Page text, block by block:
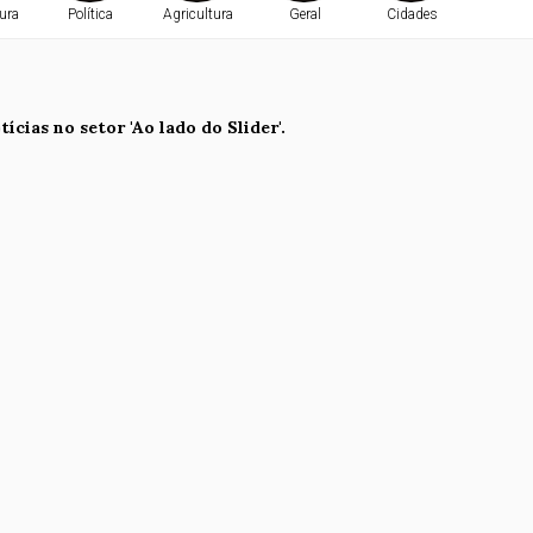
Política Agricultura Geral Cidades
no setor 'Ao lado do Slider'.